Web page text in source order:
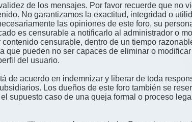
de los mensajes. Por favor recuerde que no
No garantizamos la exactitud, integridad o
las opiniones de este foro, su
es censurable a notificarlo al administrador o
censurable, dentro de un tiempo
que pueden no ser capaces de eliminar o
del usuario.
de acuerdo en indemnizar y liberar de toda
Los dueños de este foro también se
supuesto caso de una queja formal o proceso